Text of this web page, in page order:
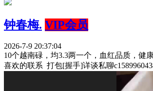
钟春梅. VIP会员
2026-7-9 20:37:04
10个越南碌，均3.3两一个，血红品质，健
喜欢的联系 打包[握手]详谈私聊